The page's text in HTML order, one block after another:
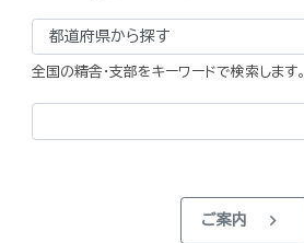
全国の精舎・支部をキーワードで検索します。
ご案内 chevron_right